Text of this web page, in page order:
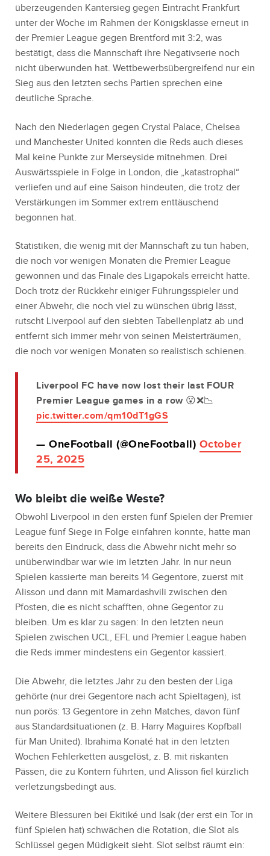
überzeugenden Kantersieg gegen Eintracht Frankfurt
unter der Woche im Rahmen der Königsklasse erneut in
der Premier League gegen Brentford mit 3:2, was
bestätigt, dass die Mannschaft ihre Negativserie noch
nicht überwunden hat. Wettbewerbsübergreifend nur ein
Sieg aus den letzten sechs Partien sprechen eine
deutliche Sprache.
Nach den Niederlagen gegen Crystal Palace, Chelsea
und Manchester United konnten die Reds auch dieses
Mal keine Punkte zur Merseyside mitnehmen. Drei
Auswärtsspiele in Folge in London, die „katastrophal“
verliefen und auf eine Saison hindeuten, die trotz der
Verstärkungen im Sommer extrem enttäuschend
begonnen hat.
Statistiken, die wenig mit der Mannschaft zu tun haben,
die noch vor wenigen Monaten die Premier League
gewonnen und das Finale des Ligapokals erreicht hatte.
Doch trotz der Rückkehr einiger Führungsspieler und
einer Abwehr, die noch viel zu wünschen übrig lässt,
rutscht Liverpool auf den siebten Tabellenplatz ab und
entfernt sich immer mehr von seinen Meisterträumen,
die noch vor wenigen Monaten so realistisch schienen.
Liverpool FC have now lost their last FOUR
Premier League games in a row 😮❌📉
pic.twitter.com/qm10dT1gGS
— OneFootball (@OneFootball) October
25, 2025
Wo bleibt die weiße Weste?
Obwohl Liverpool in den ersten fünf Spielen der Premier
League fünf Siege in Folge einfahren konnte, hatte man
bereits den Eindruck, dass die Abwehr nicht mehr so
unüberwindbar war wie im letzten Jahr. In nur neun
Spielen kassierte man bereits 14 Gegentore, zuerst mit
Alisson und dann mit Mamardashvili zwischen den
Pfosten, die es nicht schafften, ohne Gegentor zu
bleiben. Um es klar zu sagen: In den letzten neun
Spielen zwischen UCL, EFL und Premier League haben
die Reds immer mindestens ein Gegentor kassiert.
Die Abwehr, die letztes Jahr zu den besten der Liga
gehörte (nur drei Gegentore nach acht Spieltagen), ist
nun porös: 13 Gegentore in zehn Matches, davon fünf
aus Standardsituationen (z. B. Harry Maguires Kopfball
für Man United). Ibrahima Konaté hat in den letzten
Wochen Fehlerketten ausgelöst, z. B. mit riskanten
Pässen, die zu Kontern führten, und Alisson fiel kürzlich
verletzungsbedingt aus.
Weitere Blessuren bei Ekitiké und Isak (der erst ein Tor in
fünf Spielen hat) schwächen die Rotation, die Slot als
Schlüssel gegen Müdigkeit sieht. Slot selbst räumt ein: